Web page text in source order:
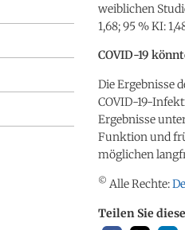
weiblichen
1,68; 95 % KI:
COVID-19
Die Ergebnisse
COVID-19-
Ergebnisse
Funktion und
möglichen
© Alle Rechte:
Teilen Sie